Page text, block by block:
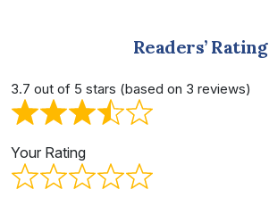
Readers’ Rating
3.7 out of 5 stars (based on 3 reviews)
Your Rating